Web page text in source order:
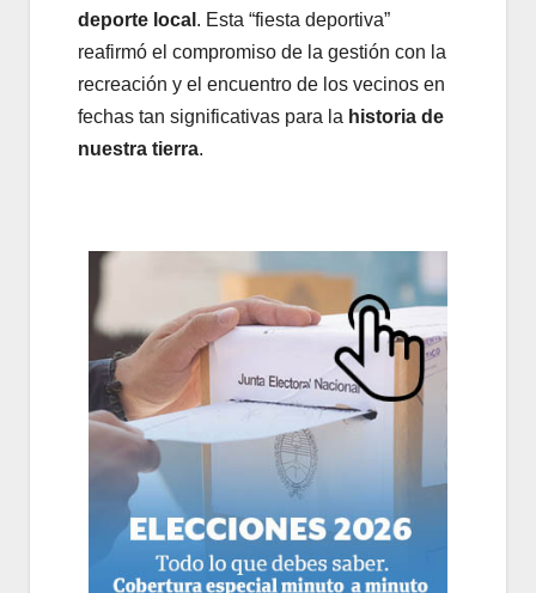
deporte local . Esta “fiesta deportiva”
reafirmó el compromiso de la gestión con la
recreación y el encuentro de los vecinos en
fechas tan significativas para la historia de
nuestra tierra.